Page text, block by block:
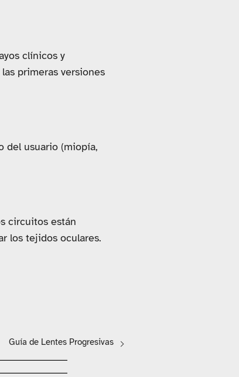
clínicos y
primeras versiones
del usuario (miopía,
circuitos están
los tejidos oculares.
Guía de Lentes Progresivas